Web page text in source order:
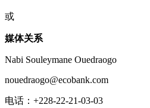
或
媒体关系
Nabi Souleymane Ouedraogo
nouedraogo@ecobank.com
电话：+228-22-21-03-03